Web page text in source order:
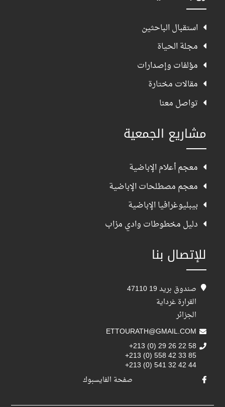
استقبال الباحثين
مجلة الحياة
مؤلفات وإصدارات
مقالات مختارة
تواصل معنا
مشاريع الجمعية
معجم أعلام الإباضية
معجم مصطلحات الإباضية
بيبليوغرافيا الإباضية
دليل مخطوطات وادي مزاب
للإتصال بنا
صندوق بريد 19 47110
القرارة غرداية
الجزائر
ETTOURATH@GMAIL.COM
+213 (0) 29 26 22 58
+213 (0) 558 42 33 85
+213 (0) 541 32 42 44
صفحة الفايسبوك